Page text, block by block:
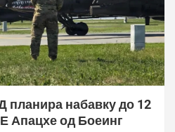
планира набавку до 12
Апацхе од Боеинг